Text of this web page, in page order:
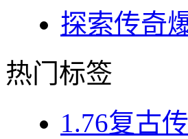
探索传奇
热门标签
1.76复古